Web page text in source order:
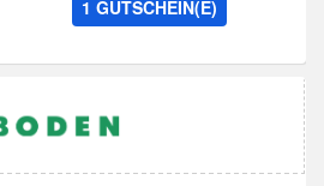
1 GUTSCHEIN(E)